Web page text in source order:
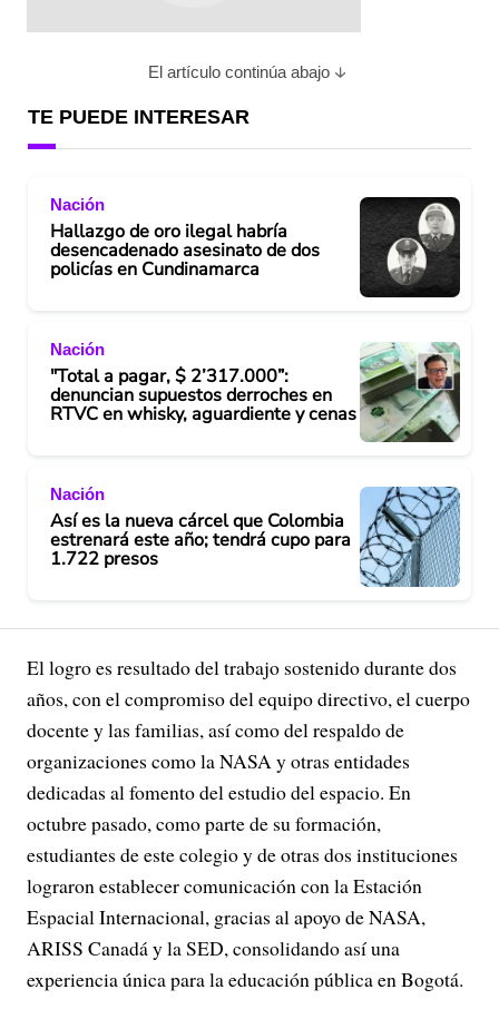
El artículo continúa abajo
TE PUEDE INTERESAR
Nación
Hallazgo de oro ilegal habría
desencadenado asesinato de dos
policías en Cundinamarca
Nación
"Total a pagar, $ 2’317.000”:
denuncian supuestos derroches en
RTVC en whisky, aguardiente y cenas
Nación
Así es la nueva cárcel que Colombia
estrenará este año; tendrá cupo para
1.722 presos
El logro es resultado del trabajo sostenido durante dos
años, con el compromiso del equipo directivo, el cuerpo
docente y las familias, así como del respaldo de
organizaciones como la NASA y otras entidades
dedicadas al fomento del estudio del espacio. En
octubre pasado, como parte de su formación,
estudiantes de este colegio y de otras dos instituciones
lograron establecer comunicación con la Estación
Espacial Internacional, gracias al apoyo de NASA,
ARISS Canadá y la SED, consolidando así una
experiencia única para la educación pública en Bogotá.